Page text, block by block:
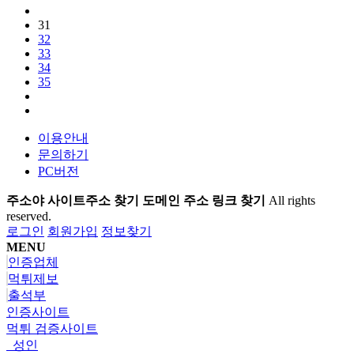
31
32
33
34
35
이용안내
문의하기
PC버전
주소야 사이트주소 찾기 도메인 주소 링크 찾기 All rights
reserved.
로그인 회원가입 정보찾기
MENU
인증업체
먹튀제보
출석부
인증사이트
먹튀 검증사이트
성인